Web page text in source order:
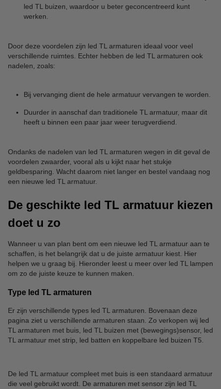
led TL buizen, waardoor u beter geconcentreerd kunt
werken.
Door deze voordelen zijn led TL armaturen ideaal voor veel
verschillende ruimtes. Echter hebben de led TL armaturen ook
nadelen, zoals:
Bij vervanging dient de hele armatuur vervangen te worden.
Duurder in aanschaf dan traditionele TL armatuur, maar dit
heeft u binnen een paar jaar weer terugverdiend.
Ondanks de nadelen van led TL armaturen wegen in dit geval de
voordelen zwaarder, vooral als u kijkt naar het stukje
geldbesparing. Wacht daarom niet langer en bestel vandaag nog
een nieuwe led TL armatuur.
De geschikte led TL armatuur kiezen
doet u zo
Wanneer u van plan bent om een nieuwe led TL armatuur aan te
schaffen, is het belangrijk dat u de juiste armatuur kiest. Hier
helpen we u graag bij. Hieronder leest u meer over led TL lampen
om zo de juiste keuze te kunnen maken.
Type led TL armaturen
Er zijn verschillende types led TL armaturen. Bovenaan deze
pagina ziet u verschillende armaturen staan. Zo verkopen wij led
TL armaturen met buis, led TL buizen met (bewegings)sensor, led
TL armatuur met strip, led batten en koppelbare led buizen T5.
De led TL armatuur compleet met buis is een standaard armatuur
die veel gebruikt wordt. De armaturen met sensor zijn led TL